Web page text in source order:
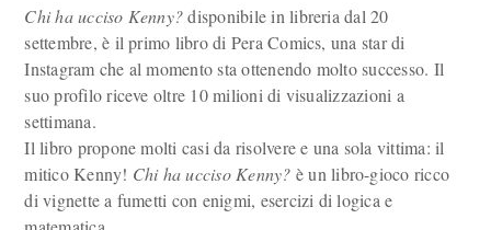
Chi ha ucciso Kenny?disponibile in libreria dal 20
settembre, è il primo libro di Pera Comics, una star di
Instagram che al momento sta ottenendo molto successo. Il
suo profilo riceve oltre 10 milioni di visualizzazioni a
settimana.
Il libro propone molti casi da risolvere e una sola vittima: il
mitico Kenny! Chi ha ucciso Kenny? è un libro-gioco ricco
di vignette a fumetti con enigmi, esercizi di logica e